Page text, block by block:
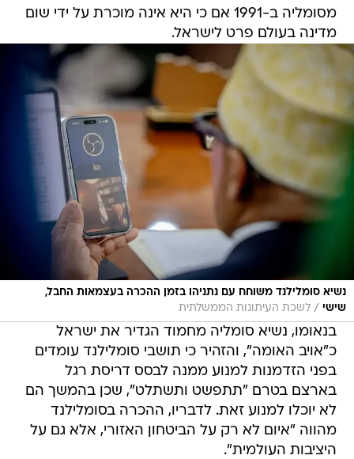
מסומליה ב-1991 אם כי היא אינה מוכרת על ידי שום
מדינה בעולם פרט לישראל.
נשיא סומלילנד משוחח עם נתניהו בזמן ההכרה בעצמאות החבל,
שישי / לשכת העיתונות הממשלתית
בנאומו, נשיא סומליה מחמוד הגדיר את ישראל
כ"אויב האומה", והזהיר כי תושבי סומלילנד עומדים
בפני הזדמנות למנוע ממנה לבסס דריסת רגל
בארצם בטרם "תתפשט ותשתלט", שכן בהמשך הם
לא יוכלו למנוע זאת. לדבריו, ההכרה בסומלילנד
מהווה "איום לא רק על הביטחון האזורי, אלא גם על
היציבות העולמית".